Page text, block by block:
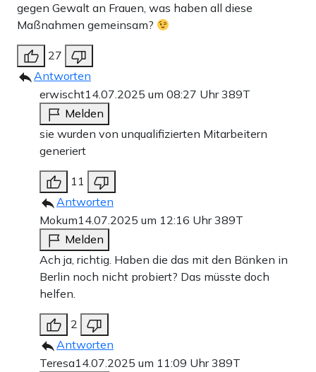
gegen Gewalt an Frauen, was haben all diese
Maßnahmen gemeinsam?
27
Antworten
erwischt14.07.2025 um 08:27 Uhr389T
Melden
sie wurden von unqualifizierten Mitarbeitern
generiert
11
Antworten
Mokum14.07.2025 um 12:16 Uhr389T
Melden
Ach ja, richtig. Haben die das mit den Bänken in
Berlin noch nicht probiert? Das müsste doch
helfen.
2
Antworten
Teresa14.07.2025 um 11:09 Uhr389T